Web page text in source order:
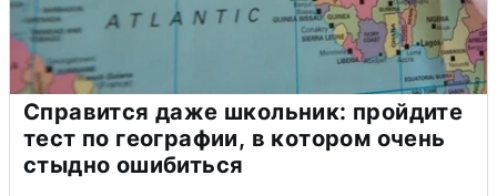
Справится даже школьник: пройдите
тест по географии, в котором очень
стыдно ошибиться